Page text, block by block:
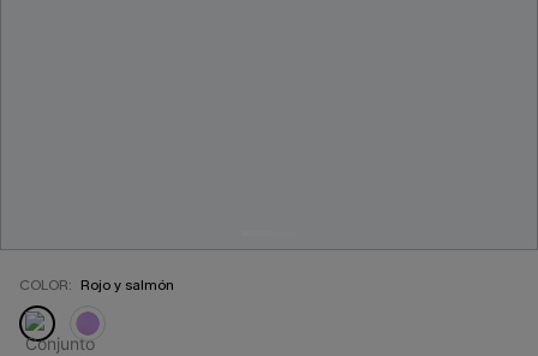
COLOR: Rojo y salmón